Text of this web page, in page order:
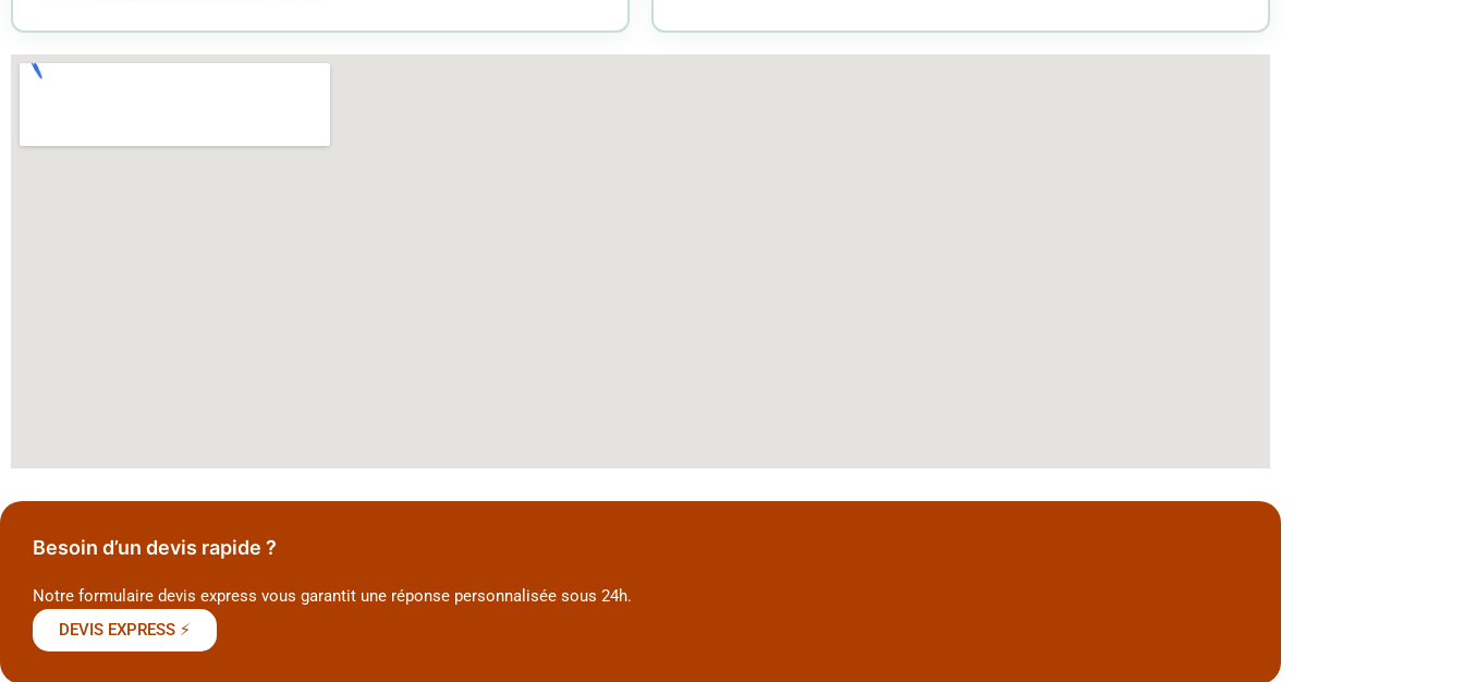
Besoin d’un devis rapide ?
Notre formulaire devis express vous garantit une réponse personnalisée sous 24h.
DEVIS EXPRESS ⚡